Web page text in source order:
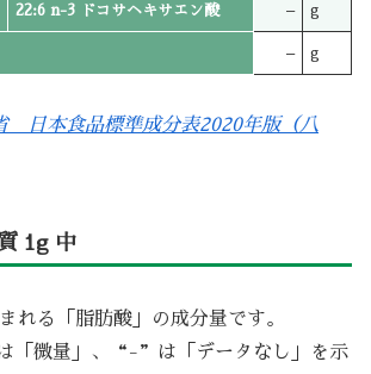
22:6 n-3 ドコサヘキサエン酸 – g
– g
日本食品標準成分表2020年版（八
1g 中
れる「脂肪酸」の成分量です。
微量」、“-”は「データなし」を示